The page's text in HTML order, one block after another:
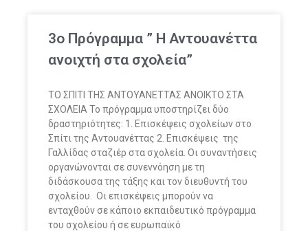
3ο Πρόγραμμα ” Η Αντουανέττα
ανοιχτή στα σχολεία”
TO ΣΠΙΤΙ ΤΗΣ ΑΝΤΟΥΑΝΕΤΤΑΣ ΑΝΟΙΚΤΟ ΣΤΑ
ΣΧΟΛΕΙΑ Το πρόγραμμα υποστηρίζει δύο
δραστηριότητες: 1. Επισκέψεις σχολείων στο
Σπίτι της Αντουανέττας 2. Επισκέψεις της
Γαλλίδας σταζιέρ στα σχολεία. Οι συναντήσεις
οργανώνονται σε συνεννόηση με τη
διδάσκουσα της τάξης και τον διευθυντή του
σχολείου. Οι επισκέψεις μπορούν να
ενταχθούν σε κάποιο εκπαιδευτικό πρόγραμμα
του σχολείου ή σε ευρωπαϊκό